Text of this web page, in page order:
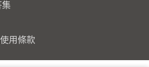
集
用條款